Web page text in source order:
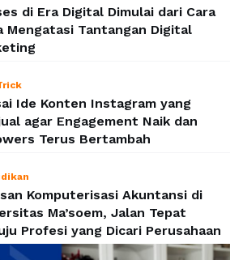
di Era Digital Dimulai dari Cara
Mengatasi Tantangan Digital
Ide Konten Instagram yang
agar Engagement Naik dan
Terus Bertambah
Komputerisasi Akuntansi di
Ma’soem, Jalan Tepat
Profesi yang Dicari Perusahaan